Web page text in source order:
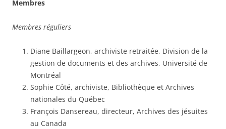
Membres
Membres réguliers
Diane Baillargeon, archiviste retraitée, Division de la
gestion de documents et des archives, Université de
Montréal
Sophie Côté, archiviste, Bibliothèque et Archives
nationales du Québec
François Dansereau, directeur, Archives des jésuites
au Canada